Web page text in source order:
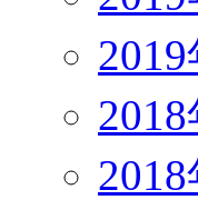
2019
2018
2018